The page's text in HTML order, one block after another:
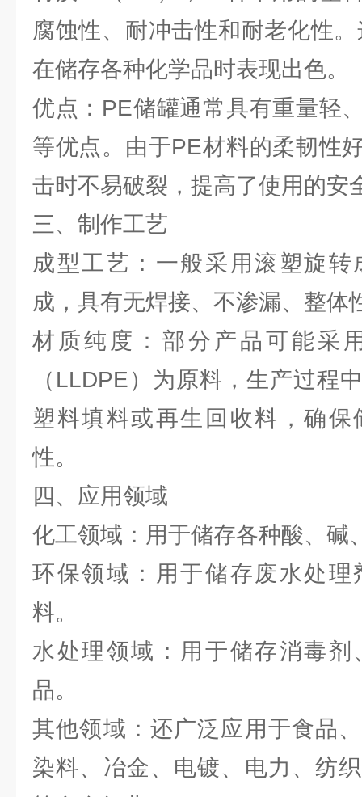
腐蚀性、耐冲击性和耐老化性
在储存各种化学品时表现出色。
优点：PE储罐通常具有重量轻
等优点。由于PE材料的柔韧性
击时不易破裂，提高了使用的安
三、制作工艺
成型工艺：一般采用滚塑旋
成，具有无焊接、不渗漏、整体
材质纯度：部分产品可能采
（LLDPE）为原料，生产过程
塑料填料或再生回收料，确
性。
四、应用领域
化工领域：用于储存各种酸、碱
环保领域：用于储存废水处理
料。
水处理领域：用于储存消毒
品。
其他领域：还广泛应用于食品
染料、冶金、电镀、电力、纺